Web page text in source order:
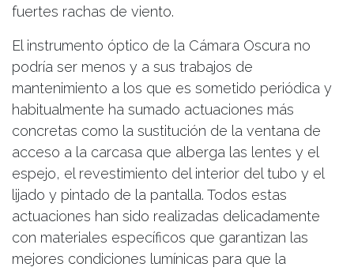
fuertes rachas de viento.
El instrumento óptico de la Cámara Oscura no
podría ser menos y a sus trabajos de
mantenimiento a los que es sometido periódica y
habitualmente ha sumado actuaciones más
concretas como la sustitución de la ventana de
acceso a la carcasa que alberga las lentes y el
espejo, el revestimiento del interior del tubo y el
lijado y pintado de la pantalla. Todos estas
actuaciones han sido realizadas delicadamente
con materiales específicos que garantizan las
mejores condiciones lumínicas para que la